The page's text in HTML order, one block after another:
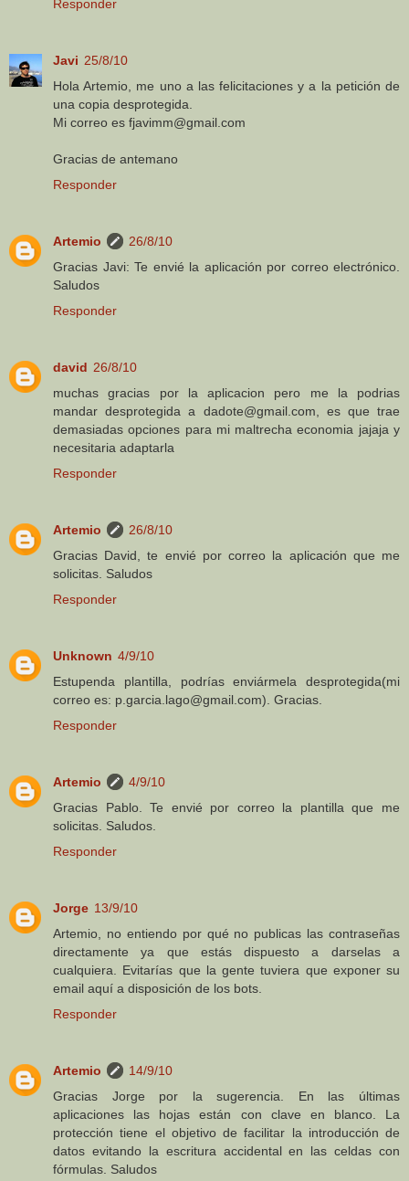
Responder
Javi 25/8/10
Hola Artemio, me uno a las felicitaciones y a la petición de
una copia desprotegida.
Mi correo es fjavimm@gmail.com
Gracias de antemano
Responder
Artemio
26/8/10
Gracias Javi: Te envié la aplicación por correo electrónico.
Saludos
Responder
david 26/8/10
muchas gracias por la aplicacion pero me la podrias
mandar desprotegida a dadote@gmail.com, es que trae
demasiadas opciones para mi maltrecha economia jajaja y
necesitaria adaptarla
Responder
Artemio
26/8/10
Gracias David, te envié por correo la aplicación que me
solicitas. Saludos
Responder
Unknown 4/9/10
Estupenda plantilla, podrías enviármela desprotegida(mi
correo es: p.garcia.lago@gmail.com). Gracias.
Responder
Artemio
4/9/10
Gracias Pablo. Te envié por correo la plantilla que me
solicitas. Saludos.
Responder
Jorge 13/9/10
Artemio, no entiendo por qué no publicas las contraseñas
directamente ya que estás dispuesto a darselas a
cualquiera. Evitarías que la gente tuviera que exponer su
email aquí a disposición de los bots.
Responder
Artemio
14/9/10
Gracias Jorge por la sugerencia. En las últimas
aplicaciones las hojas están con clave en blanco. La
protección tiene el objetivo de facilitar la introducción de
datos evitando la escritura accidental en las celdas con
fórmulas. Saludos